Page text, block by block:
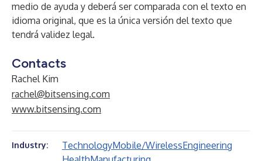
medio de ayuda y deberá ser comparada con el texto en
idioma original, que es la única versión del texto que
tendrá validez legal.
Contacts
Rachel Kim
rachel@bitsensing.com
www.bitsensing.com
Industry: TechnologyMobile/WirelessEngineering